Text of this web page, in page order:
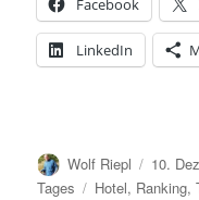
Facebook
LinkedIn
Autor
Wolf Riepl
am
10.
Tages
Schlagwörter
Hotel, Ranking,